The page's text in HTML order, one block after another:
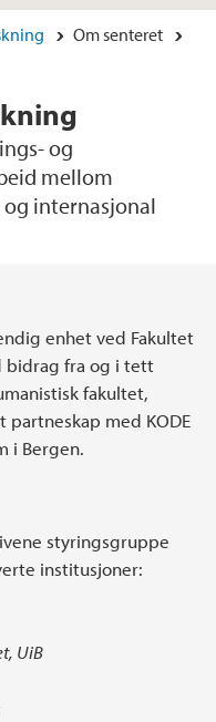
Om senteret
og
mellom
internasjonal
enhet ved Fakultet
bidrag fra og i tett
fakultet,
partneskap med KODE
i Bergen.
styringsgruppe
institusjoner:
UiB